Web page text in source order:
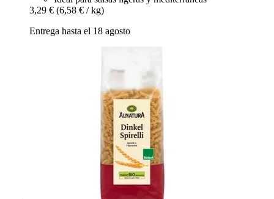
3,29 € (6,58 € / kg)
Entrega hasta el 18 agosto